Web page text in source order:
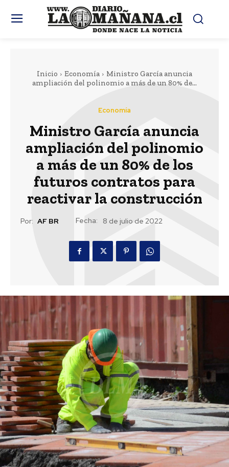
Inicio Economía
Ministro García anuncia
ampliación del polinomio a más de un 80% de...
Economía
Ministro García anuncia
ampliación del polinomio
a más de un 80% de los
futuros contratos para
reactivar la construcción
Por: AF BR Fecha: 8 de julio de 2022